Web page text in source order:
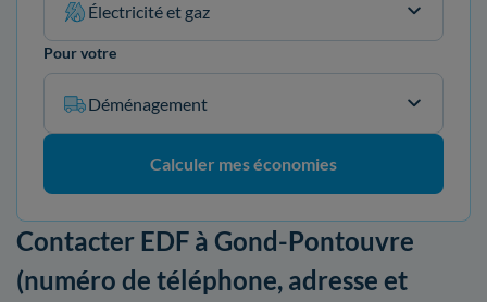
Électricité et gaz
Pour votre
Déménagement
Calculer mes économies
Contacter EDF à Gond-Pontouvre
(numéro de téléphone, adresse et